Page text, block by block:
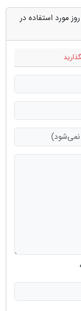
مورد استفاده در